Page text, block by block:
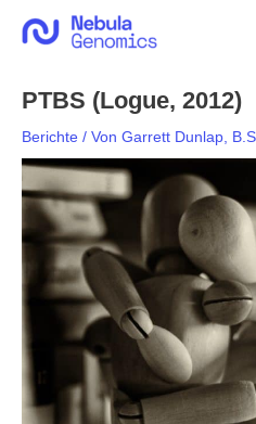
Inhalt
PTBS (Logue, 2012)
Berichte / Von Garrett Dunlap, B.S.